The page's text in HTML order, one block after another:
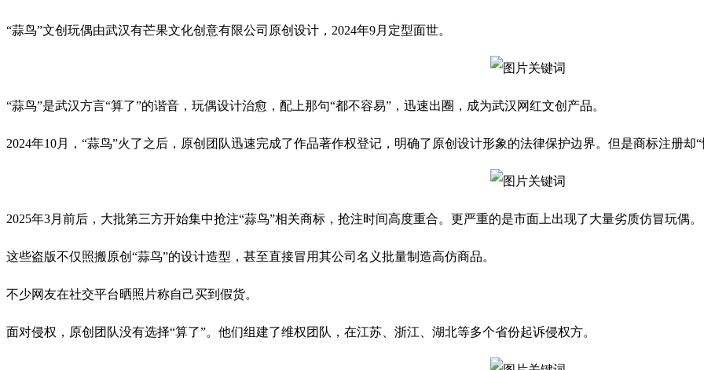
“蒜鸟”文创玩偶由武汉有芒果文化创意有限公司原创设计，2024年9月定型面世。
“蒜鸟”是武汉方言“算了”的谐音，玩偶设计治愈，配上那句“都不容易”，迅速出圈，成为武汉网红文创产品。
2024年10月，“蒜鸟”火了之后，原创团队迅速完成了作品著作权登记，明确了原创设计形象的法律保护边界。但是商标注册却“
2025年3月前后，大批第三方开始集中抢注“蒜鸟”相关商标，抢注时间高度重合。更严重的是市面上出现了大量劣质仿冒玩偶。
这些盗版不仅照搬原创“蒜鸟”的设计造型，甚至直接冒用其公司名义批量制造高仿商品。
不少网友在社交平台晒照片称自己买到假货。
面对侵权，原创团队没有选择“算了”。他们组建了维权团队，在江苏、浙江、湖北等多个省份起诉侵权方。